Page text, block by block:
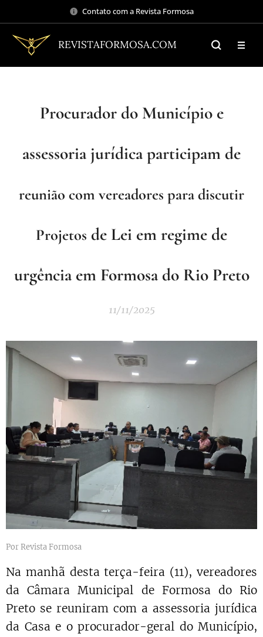
Contato com a Revista Formosa
REVISTAFORMOSA.COM
Procurador do Município e
assessoria jurídica participam de
reunião com vereadores para discutir
Projetos de Lei em regime de
urgência em Formosa do Rio Preto
11/11/2025
Por Revista Formosa
Na manhã desta terça-feira (11), vereadores
da Câmara Municipal de Formosa do Rio
Preto se reuniram com a assessoria jurídica
da Casa e o procurador-geral do Município,